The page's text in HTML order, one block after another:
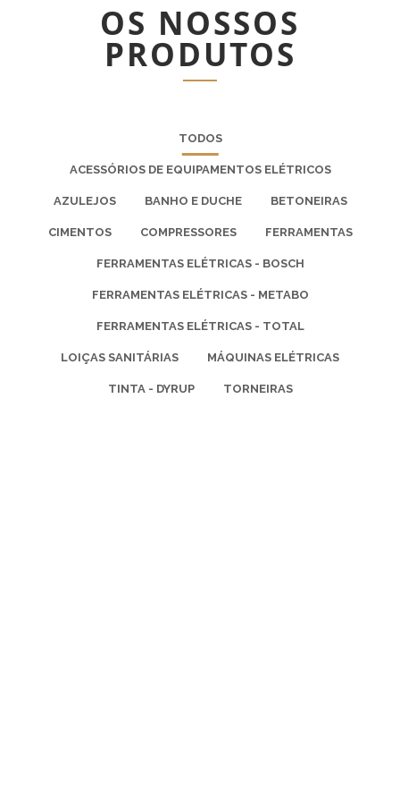
OS NOSSOS
PRODUTOS
TODOS
ACESSÓRIOS DE EQUIPAMENTOS ELÉTRICOS
AZULEJOS BANHO E DUCHE BETONEIRAS
CIMENTOS COMPRESSORES FERRAMENTAS
FERRAMENTAS ELÉTRICAS - BOSCH
FERRAMENTAS ELÉTRICAS - METABO
FERRAMENTAS ELÉTRICAS - TOTAL
LOIÇAS SANITÁRIAS MÁQUINAS ELÉTRICAS
TINTA - DYRUP TORNEIRAS